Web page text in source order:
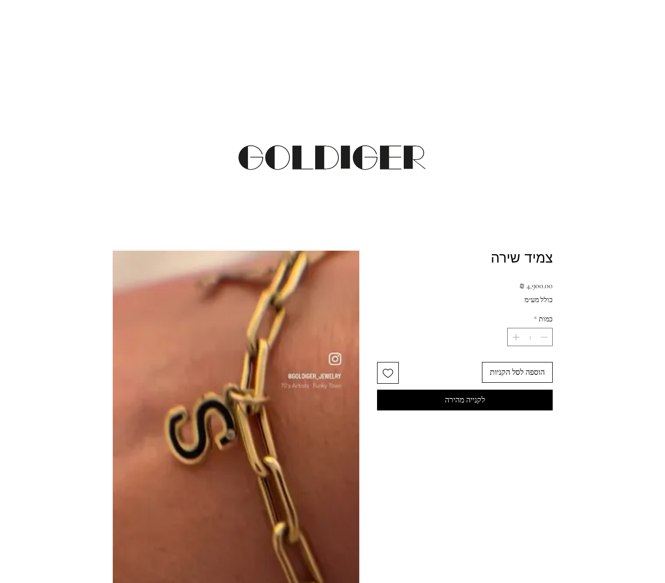
צמיד שירה
כולל מע״מ
כמות *
הוספה לסל הקניות
לקנייה מהירה